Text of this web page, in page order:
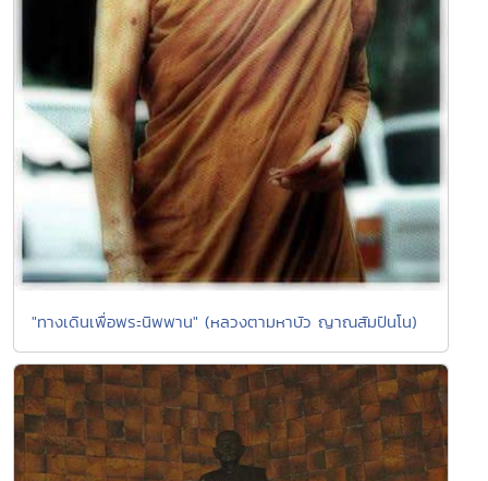
"ทางเดินเพื่อพระนิพพาน" (หลวงตามหาบัว ญาณสัมปันโน)